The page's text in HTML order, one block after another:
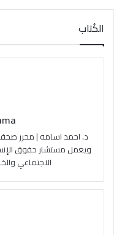
س
ب
u
e
الكُتاب
د. احمد اسامه | محرر
ويعمل مستشار حقوق
الاجتماعي